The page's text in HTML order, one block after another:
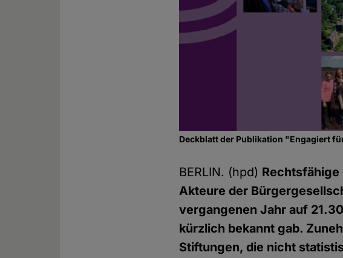
Deckblatt der Publikation "Engagiert
BERLIN. (hpd)
Akteure der
vergangenen Jahr auf
kürzlich bekannt gab.
Stiftungen, die nicht